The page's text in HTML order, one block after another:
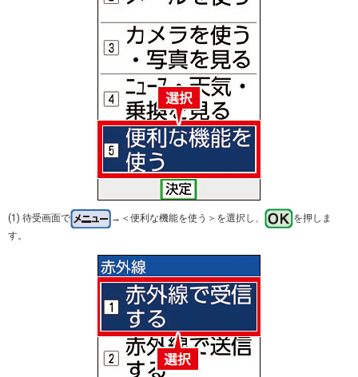
(1) 待受画面で →＜便利な機能を使う＞を選択し、
を押しま
す。